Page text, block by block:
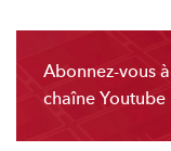
Abonnez-vous
chaîne Youtube